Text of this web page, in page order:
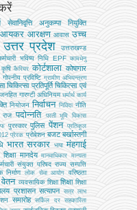
सेवानिवृत्ति अनुकम्पा नियुक्ति
आयकर आरक्षण आवास उच्च
उत्तर प्रदेश उत्तराखण्ड
भविष्य निधि EPF कामधेनु
कृषि कैरियर कोर्टशाला कोषागार
गोपनीय प्रविष्टि ग्रामीण अभियन्‍त्रण
चिकित्सा प्रतिपूर्ति चिकित्‍सा एवं
जनहित गारण्टी अधिनियम धर्मार्थ कार्य
नियोजन निर्वाचन निविदा नीति
राज पदोन्नति परती भूमि विकास
पुरस्कार पुलिस पेंशन
प्रतिकूल
प्रेरक प्रोबेशन बजट बर्खास्तगी
भारत सरकार भाषा मंहगाई
मानदेय मानवाधिकार मान्यता
संयुक्त परिषद राज्य सम्पत्ति
निर्माण लोक सेवा आयोग वरिष्ठता
वेतन व्‍यवसायिक शिक्षा शिक्षा शिक्षा
प्रशासन सत्यापन सत्र लाभ
समारोह सर्किल दर सहकारिता